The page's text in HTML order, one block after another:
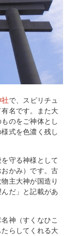
社で、スピリチュ
名です。また大
のをご神体とし
式を色濃く残し
守る神様として
かみ）です。古
主大神が国造り
だ」と記載があ
神（すくなひこ
らしてくれる大